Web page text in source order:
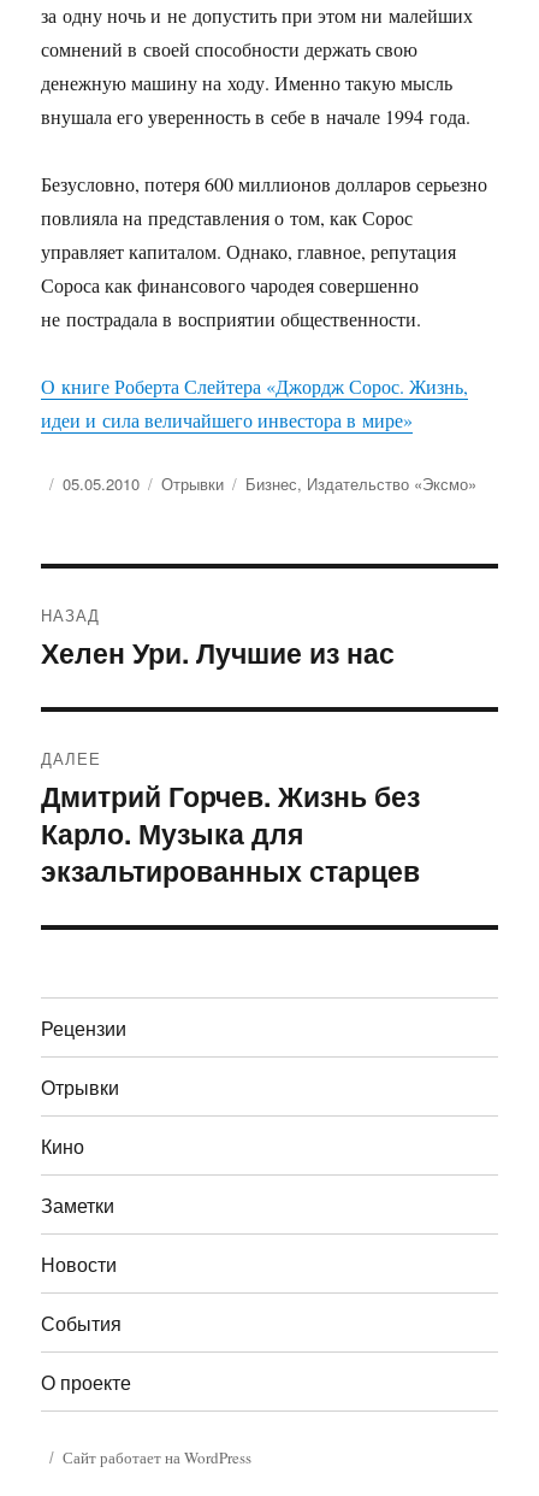
за одну ночь и не допустить при этом ни малейших
сомнений в своей способности держать свою
денежную машину на ходу. Именно такую мысль
внушала его уверенность в себе в начале 1994 года.
Безусловно, потеря 600 миллионов долларов серьезно
повлияла на представления о том, как Сорос
управляет капиталом. Однако, главное, репутация
Сороса как финансового чародея совершенно
не пострадала в восприятии общественности.
О книге Роберта Слейтера «Джордж Сорос. Жизнь,
идеи и сила величайшего инвестора в мире»
Опубликовано
05.05.2010 Рубрики
Отрывки Метки
Бизнес, Издательство «Эксмо»
по
НАЗАД
Предыдущая
Хелен Ури. Лучшие из нас
ДАЛЕЕ
Следующая
запись:
Дмитрий Горчев. Жизнь без
Карло. Музыка для
экзальтированных старцев
Рецензии
Отрывки
Кино
Заметки
Новости
События
О проекте
Сайт работает на WordPress